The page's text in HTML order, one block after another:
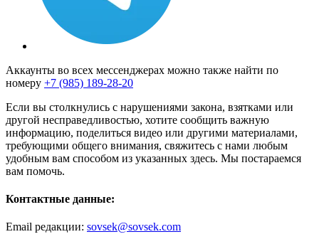
Аккаунты во всех мессенджерах можно также найти по
номеру +7 (985) 189-28-20
Если вы столкнулись с нарушениями закона, взятками или
другой несправедливостью, хотите сообщить важную
информацию, поделиться видео или другими материалами,
требующими общего внимания, свяжитесь с нами любым
удобным вам способом из указанных здесь. Мы постараемся
вам помочь.
Контактные данные:
Email редакции: sovsek@sovsek.com